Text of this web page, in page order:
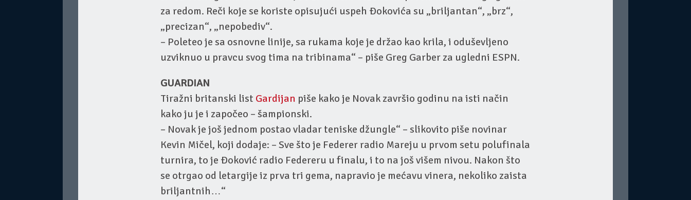
za redom. Reči koje se koriste opisujući uspeh Đokovića su „briljantan“, „brz“,
„precizan“, „nepobediv“.
– Poleteo je sa osnovne linije, sa rukama koje je držao kao krila, i oduševljeno
uzviknuo u pravcu svog tima na tribinama“ – piše Greg Garber za ugledni ESPN.
GUARDIAN
Tiražni britanski list Gardijan piše kako je Novak završio godinu na isti način
kako ju je i započeo – šampionski.
– Novak je još jednom postao vladar teniske džungle“ – slikovito piše novinar
Kevin Mičel, koji dodaje: – Sve što je Federer radio Mareju u prvom setu polufinala
turnira, to je Đoković radio Federeru u finalu, i to na još višem nivou. Nakon što
se otrgao od letargije iz prva tri gema, napravio je mećavu vinera, nekoliko zaista
briljantnih…“